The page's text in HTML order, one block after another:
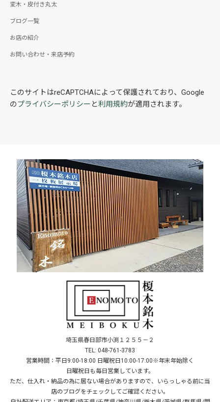
変木・皮付き丸太
ブログ一覧
お店の紹介
お問い合わせ・来店予約
このサイトはreCAPTCHAによって保護されており、Google
の プライバシーポリシー と利用規約が適用されます。
埼玉県春日部市小渕１２５５－２
TEL: 048-761-3783
営業時間：平日9:00-18:00 日曜祝日10:00-17:00※年末年始除く
日曜祝日も毎日営業しています。
ただ、仕入れ・納品の為に居ない場合がありますので、いらっしゃる前に当
店のブログをチェックしてご確認ください。